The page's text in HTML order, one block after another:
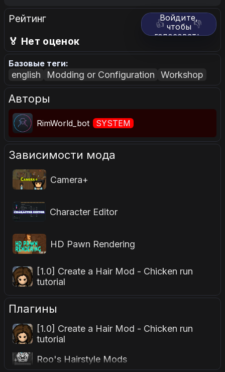
Рейтинг 👍 👎
Войдите,
чтобы
голосовать.
🏅 Нет оценок
Базовые теги:
english Modding or Configuration Workshop
Авторы
RimWorld_bot SYSTEM
Зависимости мода
Camera+
Character Editor
HD Pawn Rendering
[1.0] Create a Hair Mod - Chicken run
tutorial
Плагины
[1.0] Create a Hair Mod - Chicken run
tutorial
Roo's Hairstyle Mods